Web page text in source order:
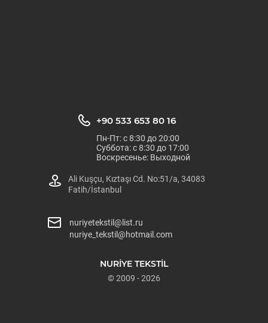
NURİYE TEKSTİL
© 2009 - 2026
+90 533 653 80 16
Пн-Пт: с 8:30 до 20:00
Суббота: с 8:30 до 17:00
Воскресенье: Выходной
Ali Kuşçu, Kıztaşı Cd. No:51/a, 34083
Fatih/İstanbul
nuriyetekstil@list.ru
nuriye_tekstil@hotmail.com